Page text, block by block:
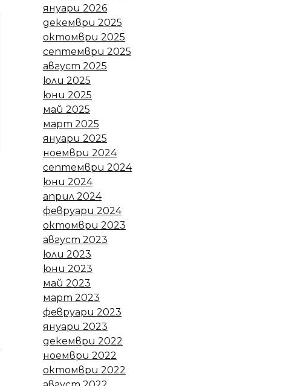
януари 2026
декември 2025
октомври 2025
септември 2025
август 2025
юли 2025
юни 2025
май 2025
март 2025
януари 2025
ноември 2024
септември 2024
юни 2024
април 2024
февруари 2024
октомври 2023
август 2023
юли 2023
юни 2023
май 2023
март 2023
февруари 2023
януари 2023
декември 2022
ноември 2022
октомври 2022